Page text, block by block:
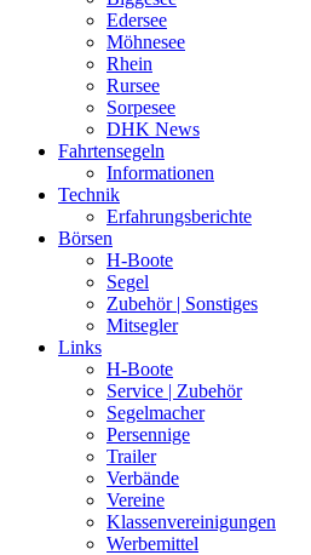
Edersee
Möhnesee
Rhein
Rursee
Sorpesee
DHK News
Fahrtensegeln
Informationen
Technik
Erfahrungsberichte
Börsen
H-Boote
Segel
Zubehör | Sonstiges
Mitsegler
Links
H-Boote
Service | Zubehör
Segelmacher
Persennige
Trailer
Verbände
Vereine
Klassenvereinigungen
Werbemittel